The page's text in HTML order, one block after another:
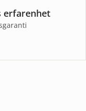
erfarenhet